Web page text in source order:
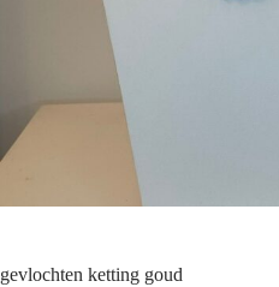
gevlochten ketting goud